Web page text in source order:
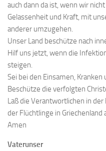
auch dann da ist, wenn wir
Gelassenheit und Kraft, mit
anderer umzugehen.
Unser Land beschütze nach
Hilf uns jetzt, wenn die
steigen.
Sei bei den Einsamen, Kranken
Beschütze die verfolgten
Laß die Verantwortlichen in
der Flüchtlinge in Griechenland
Amen
Vaterunser